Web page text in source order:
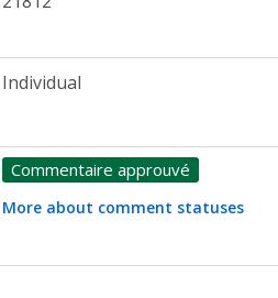
Individual
Commentaire approuvé
More about comment statuses